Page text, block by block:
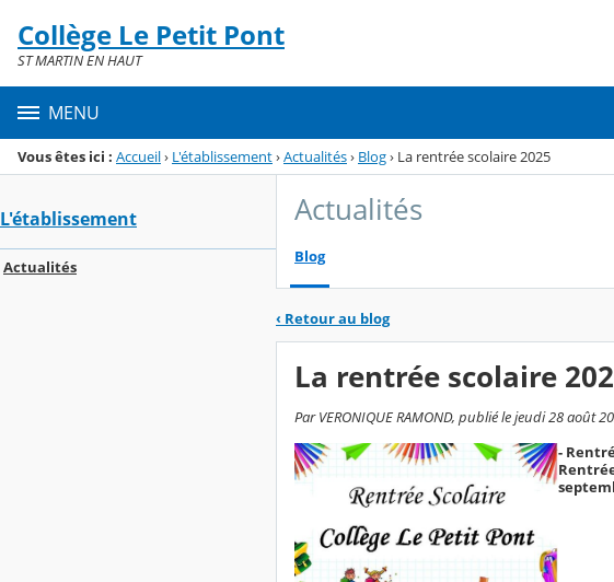
Menu de la rubrique
Contenu
Collège Le Petit Pont
ST MARTIN EN HAUT
MENU
Vous êtes ici : Accueil› L'établissement›Actualités› Blog› La rentrée scolaire 2025
L'établissement
Actualités
Actualités
Blog
‹ Retour au blog
La rentrée scolaire
Par VERONIQUE RAMOND, publié le jeudi 28 août
-